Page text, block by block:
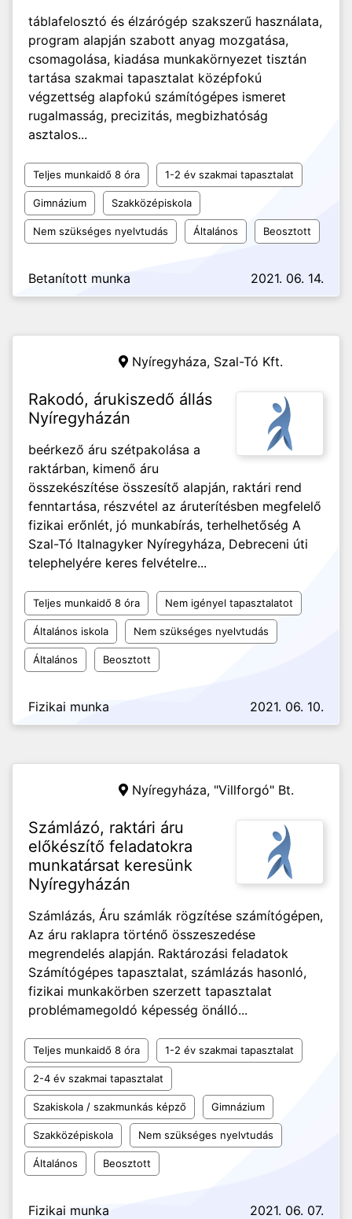
táblafelosztó és élzárógép szakszerű használata,
program alapján szabott anyag mozgatása,
csomagolása, kiadása munkakörnyezet tisztán
tartása szakmai tapasztalat középfokú
végzettség alapfokú számítógépes ismeret
rugalmasság, precizitás, megbizhatóság
asztalos...
Teljes munkaidő 8 óra 1-2 év szakmai tapasztalat
Gimnázium Szakközépiskola
Nem szükséges nyelvtudás Általános Beosztott
Betanított munka 2021. 06. 14.
Nyíregyháza, Szal-Tó Kft.
Rakodó, árukiszedő állás
Nyíregyházán
beérkező áru szétpakolása a
raktárban, kimenő áru
összekészítése összesítő alapján, raktári rend
fenntartása, részvétel az áruterítésben megfelelő
fizikai erőnlét, jó munkabírás, terhelhetőség A
Szal-Tó Italnagyker Nyíregyháza, Debreceni úti
telephelyére keres felvételre...
Teljes munkaidő 8 óra Nem igényel tapasztalatot
Általános iskola Nem szükséges nyelvtudás
Általános Beosztott
Fizikai munka 2021. 06. 10.
Nyíregyháza, "Villforgó" Bt.
Számlázó, raktári áru
előkészítő feladatokra
munkatársat keresünk
Nyíregyházán
Számlázás, Áru számlák rögzítése számítógépen,
Az áru raklapra történő összeszedése
megrendelés alapján. Raktározási feladatok
Számítógépes tapasztalat, számlázás hasonló,
fizikai munkakörben szerzett tapasztalat
problémamegoldó képesség önálló...
Teljes munkaidő 8 óra 1-2 év szakmai tapasztalat
2-4 év szakmai tapasztalat
Szakiskola / szakmunkás képző Gimnázium
Szakközépiskola Nem szükséges nyelvtudás
Általános Beosztott
Fizikai munka 2021. 06. 07.